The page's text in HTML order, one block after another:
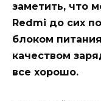
заметить, что
Redmi до сих
блоком
качеством
все хорошо.